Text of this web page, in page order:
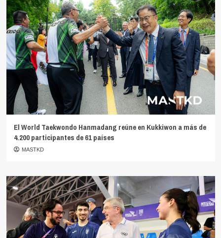
El World Taekwondo Hanmadang reúne en Kukkiwon a más de
4.200 participantes de 61 países
MASTKD